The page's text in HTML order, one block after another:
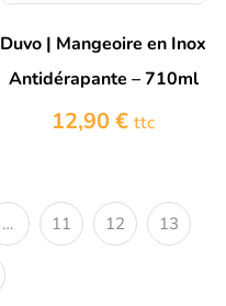
Duvo | Mangeoire en Inox
Antidérapante – 710ml
12,90€ ttc
… 11 12 13